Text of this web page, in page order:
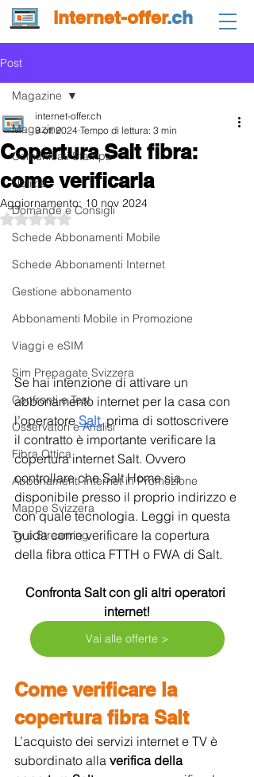
internet-offer.ch
Post
Magazine
Comunicati Stampa
Notizie
Domande e Consigli
Schede Abbonamenti Mobile
Schede Abbonamenti Internet
Gestione abbonamento
Abbonamenti Mobile in Promozione
Viaggi e eSIM
Sim Prepagate Svizzera
Confronti e Test
Osservatori e Analisi
Fibra Ottica
Abbonamenti Internet in Promozione
Mappe Svizzera
Tv e Streaming
Magazine
Copertura Salt fibra:
come verificarla
internet-offer.ch
9 ott 2024 Tempo di lettura: 3 min
Aggiornamento: 10 nov 2024
Valutazione NaN stelle su 5.
Se hai intenzione di attivare un
abbonamento internet per la casa con
l’operatore Salt, prima di sottoscrivere
il contratto è importante verificare la
copertura internet Salt. Ovvero
controllare che Salt Home sia
disponibile presso il proprio indirizzo e
con quale tecnologia. Leggi in questa
guida come verificare la copertura
della fibra ottica FTTH o FWA di Salt.
Confronta Salt con gli altri operatori
internet!
Vai alle offerte >
Come verificare la
copertura fibra Salt
L’acquisto dei servizi internet e TV è
subordinato alla verifica della